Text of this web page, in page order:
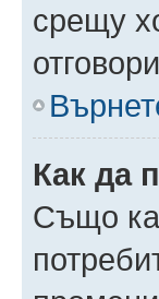
срещу
Как да
Също